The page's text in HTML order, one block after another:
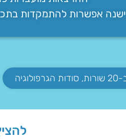
ישנה אפשרות להתמקדות
להציץ